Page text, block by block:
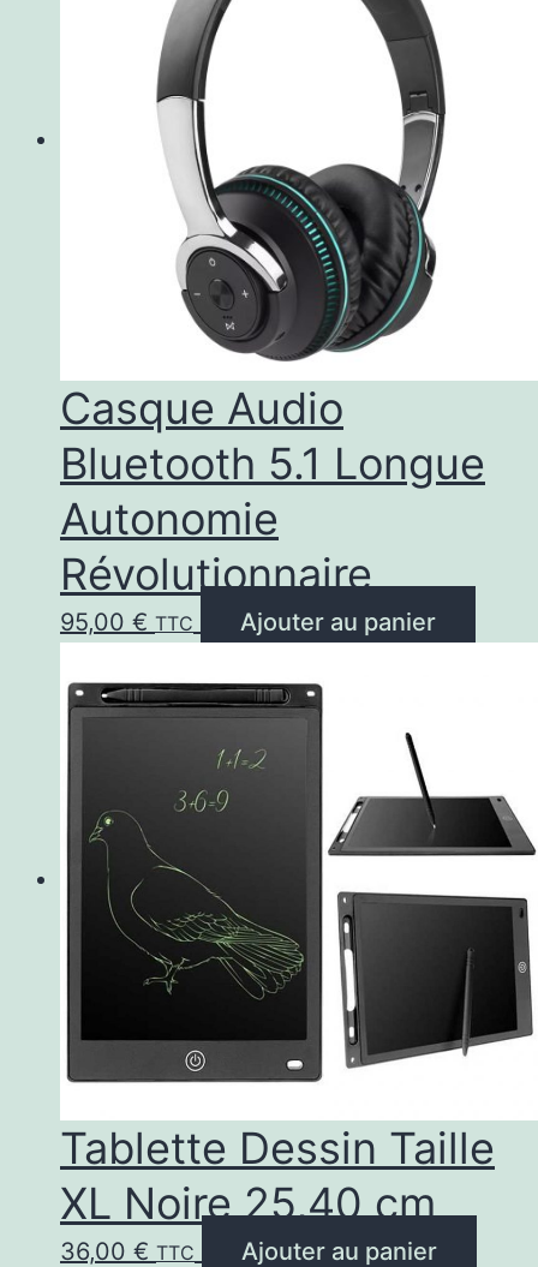
Casque Audio
Bluetooth 5.1 Longue
Autonomie
Révolutionnaire
95,00 € TTC Ajouter au panier
Tablette Dessin Taille
XL Noire 25,40 cm
36,00 € TTC Ajouter au panier